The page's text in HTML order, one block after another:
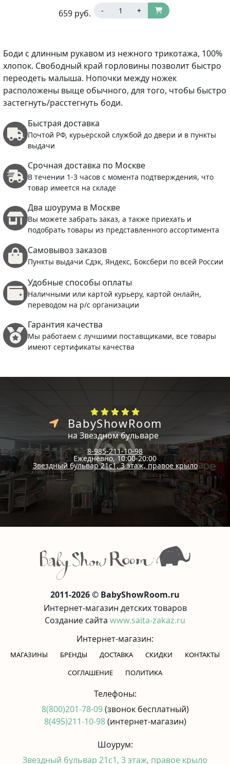
659 руб. - +
Боди с длинным рукавом из нежного трикотажа, 100%
хлопок. Свободный край горловины позволит быстро
переодеть малыша. Нопочки между ножек
расположены выще обычного, для того, чтобы быстро
застегнуть/расстегнуть боди.
Быстрая доставка
Почтой РФ, курьерской службой до двери и в пункты
выдачи
Срочная доставка по Москве
В течении 1-3 часов с момента подтверждения, что
товар имеется на складе
Два шоурума в Москве
Вы можете забрать заказ, а также приехать и
подобрать товары из представленного ассортимента
Самовывоз заказов
Пункты выдачи Сдэк, Яндекс, Боксбери по всей России
Удобные способы оплаты
Наличными или картой курьеру, картой онлайн,
переводом на р/с организации
Гарантия качества
Мы работаем с лучшими поставщиками, все товары
имеют сертификаты качества
BabyShowRoom
на Звездном бульваре
8-985-211-10-98
Ежедневно, 10:00-20:00
Звездный бульвар 21с1, 3 этаж, правое крыло
2011-2026 © BabyShowRoom.ru
Интернет-магазин детских товаров
Создание сайта www.saita-zakaz.ru
Интернет-магазин:
МАГАЗИНЫ БРЕНДЫ ДОСТАВКА СКИДКИ
КОНТАКТЫ
CОГЛАШЕНИЕ
ПОЛИТИКА
Телефоны:
8(800)201-78-09(звонок бесплатный)
8(495)211-10-98(интернет-магазин)
Шоурум:
Звездный бульвар 21с1, 3 этаж, правое крыло